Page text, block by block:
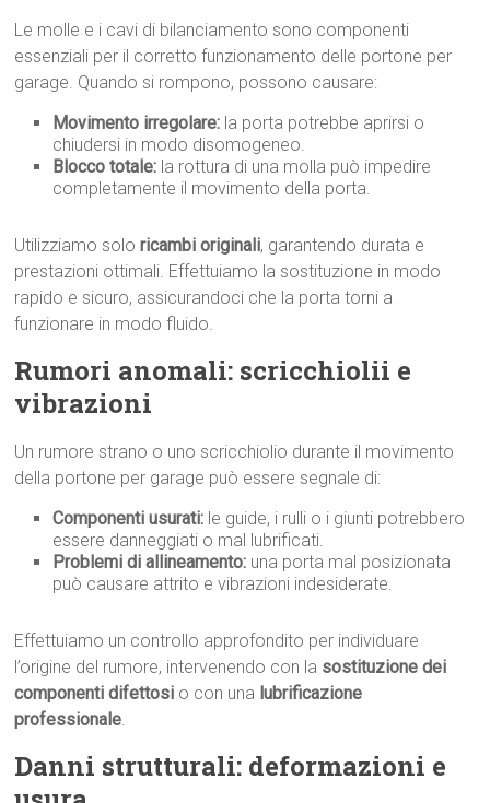
Le molle e i cavi di bilanciamento sono componenti
essenziali per il corretto funzionamento delle portone per
garage. Quando si rompono, possono causare:
Movimento irregolare: la porta potrebbe aprirsi o
chiudersi in modo disomogeneo.
Blocco totale: la rottura di una molla può impedire
completamente il movimento della porta.
Utilizziamo soloricambi originali, garantendo durata e
prestazioni ottimali. Effettuiamo la sostituzione in modo
rapido e sicuro, assicurandoci che la porta torni a
funzionare in modo fluido.
Rumori anomali: scricchiolii e
vibrazioni
Un rumore strano o uno scricchiolio durante il movimento
della portone per garage può essere segnale di:
Componenti usurati: le guide, i rulli o i giunti potrebbero
essere danneggiati o mal lubrificati.
Problemi di allineamento: una porta mal posizionata
può causare attrito e vibrazioni indesiderate.
Effettuiamo un controllo approfondito per individuare
l’origine del rumore, intervenendo con la sostituzione dei
componenti difettosi o con una lubrificazione
professionale.
Danni strutturali: deformazioni e